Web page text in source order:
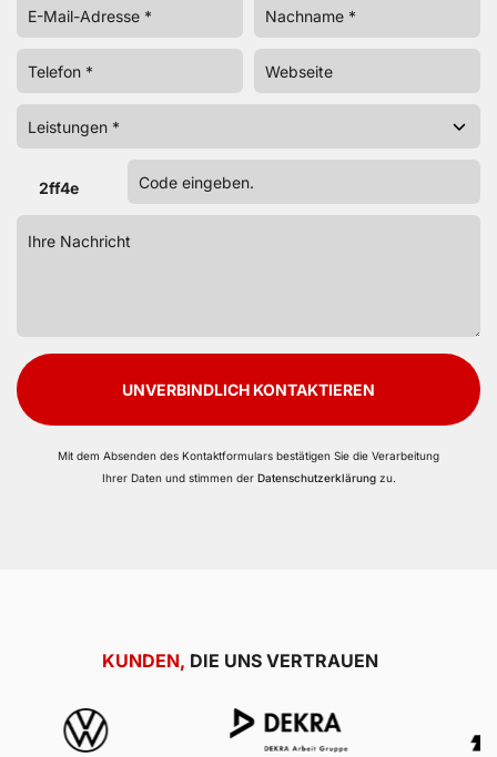
2ff4e
UNVERBINDLICH KONTAKTIEREN
Mit dem Absenden des Kontaktformulars bestätigen Sie die Verarbeitung
Ihrer Daten und stimmen der Datenschutzerklärungzu.
KUNDEN, DIE UNS VERTRAUEN